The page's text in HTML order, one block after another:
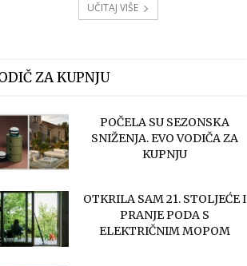
UČITAJ VIŠE
ZA KUPNJU
POČELA SU SEZONSKA
SNIŽENJA. EVO VODIČA ZA
KUPNJU
OTKRILA SAM 21. STOLJEĆE I
PRANJE PODA S
ELEKTRIČNIM MOPOM